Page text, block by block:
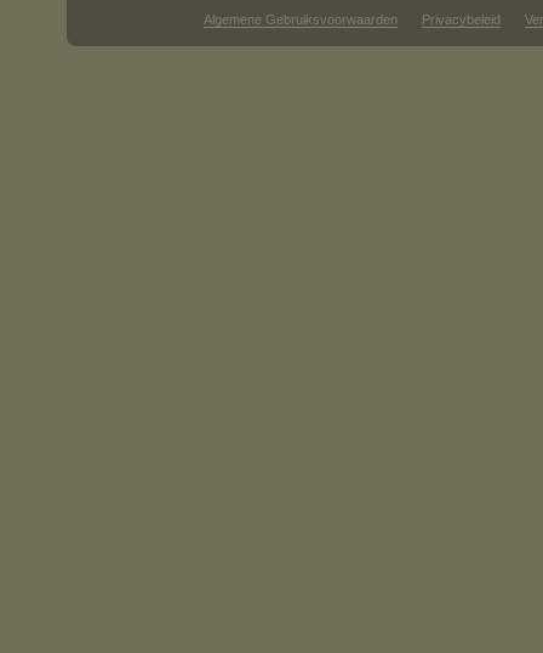
Algemene Gebruiksvoorwaarden Privacybeleid